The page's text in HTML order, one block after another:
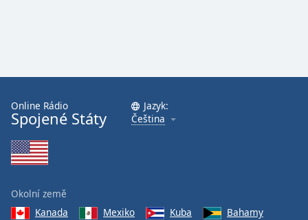
Online Rádio
Spojené Státy
Jazyk:
Čeština
Okolní země
Kanada
Mexiko Kuba
Bahamy